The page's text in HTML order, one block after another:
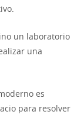
un laboratorio
una
es
para resolver